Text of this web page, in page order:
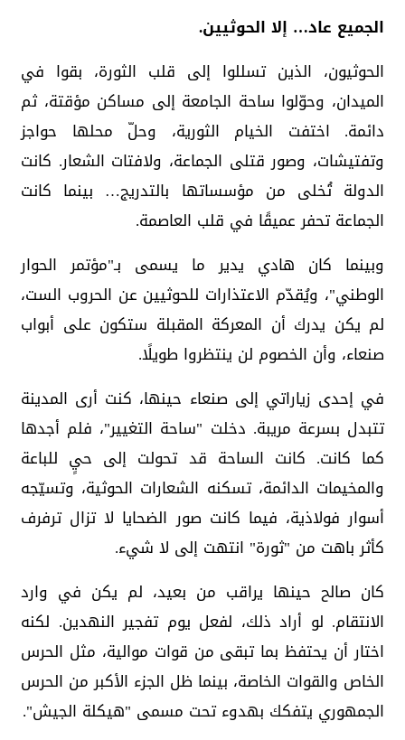
الجميع عاد… إلا الحوثيين.
الحوثيون، الذين تسللوا إلى قلب الثورة، بقوا في
الميدان، وحوّلوا ساحة الجامعة إلى مساكن مؤقتة، ثم
دائمة. اختفت الخيام الثورية، وحلّ محلها حواجز
وتفتيشات، وصور قتلى الجماعة، ولافتات الشعار. كانت
الدولة تُخلى من مؤسساتها بالتدريج… بينما كانت
الجماعة تحفر عميقًا في قلب العاصمة.
وبينما كان هادي يدير ما يسمى بـ"مؤتمر الحوار
الوطني"، ويُقدّم الاعتذارات للحوثيين عن الحروب الست،
لم يكن يدرك أن المعركة المقبلة ستكون على أبواب
صنعاء، وأن الخصوم لن ينتظروا طويلًا.
في إحدى زياراتي إلى صنعاء حينها، كنت أرى المدينة
تتبدل بسرعة مريبة. دخلت "ساحة التغيير"، فلم أجدها
كما كانت. كانت الساحة قد تحولت إلى حيٍ للباعة
والمخيمات الدائمة، تسكنه الشعارات الحوثية، وتسيّجه
أسوار فولاذية، فيما كانت صور الضحايا لا تزال ترفرف
كأثر باهت من "ثورة" انتهت إلى لا شيء.
كان صالح حينها يراقب من بعيد، لم يكن في وارد
الانتقام. لو أراد ذلك، لفعل يوم تفجير النهدين. لكنه
اختار أن يحتفظ بما تبقى من قوات موالية، مثل الحرس
الخاص والقوات الخاصة، بينما ظل الجزء الأكبر من الحرس
الجمهوري يتفكك بهدوء تحت مسمى "هيكلة الجيش".